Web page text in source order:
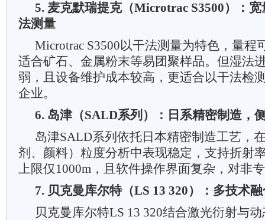
5. 麦克默瑞提克（Microtrac S3500）：
法测量
Microtrac S3500以干法测量为特色，量程
适合矿石、金属粉末等易团聚样品。但湿法
弱，且设备维护成本较高，更适合以干法检
企业。
6. 岛津（SALD系列）：日系精密制造，
岛津SALD系列依托日本精密制造工艺，
剂、颜料）粒度分析中表现稳定，支持折射
上限仅1000m，且软件操作界面复杂，对非
7. 贝克曼库尔特（LS 13 320）：多技术
贝克曼库尔特LS 13 320结合激光衍射与